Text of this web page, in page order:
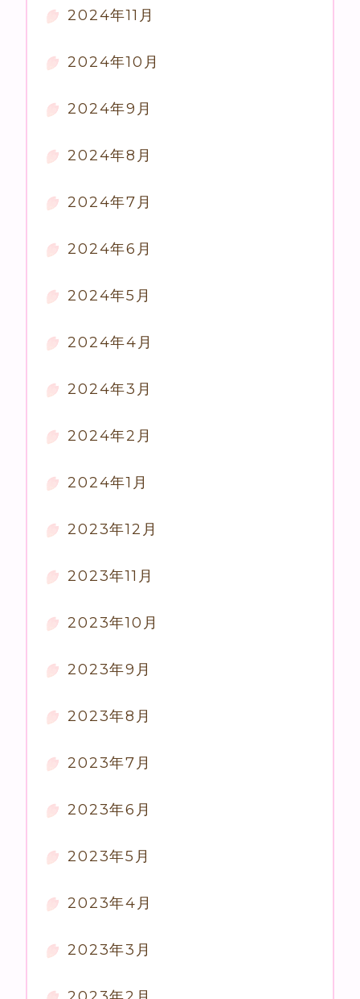
2024年11月
2024年10月
2024年9月
2024年8月
2024年7月
2024年6月
2024年5月
2024年4月
2024年3月
2024年2月
2024年1月
2023年12月
2023年11月
2023年10月
2023年9月
2023年8月
2023年7月
2023年6月
2023年5月
2023年4月
2023年3月